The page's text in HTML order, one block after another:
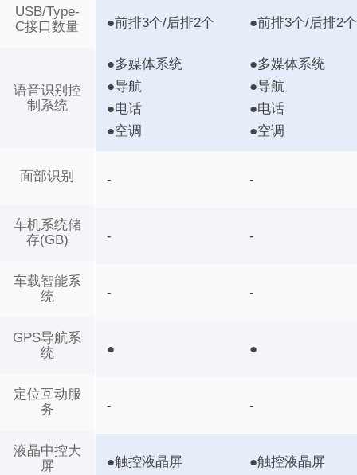
USB/Type-
C接口数量
语音识别控
制系统
面部识别
车机系统储
存(GB)
车载智能系
统
GPS导航系
统
定位互动服
务
液晶中控大
屏
●前排3个/后排2个 ●前排3个/后排2个
●多媒体系统
●导航
●电话
●空调
●多媒体系统
●导航
●电话
●空调
- -
- -
- -
● ●
- -
●触控液晶屏 ●触控液晶屏